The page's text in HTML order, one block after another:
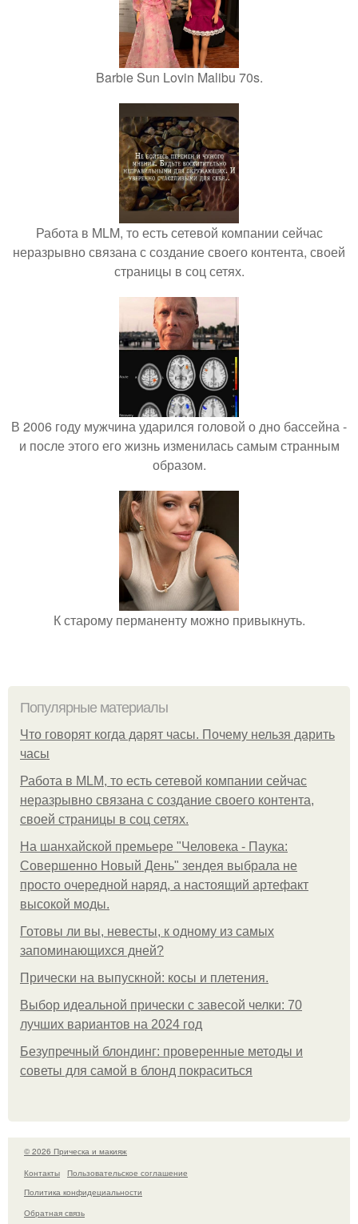
Barbie Sun Lovin Malibu 70s.
Работа в MLM, то есть сетевой компании сейчас
неразрывно связана с создание своего контента, своей
страницы в соц сетях.
В 2006 году мужчина ударился головой о дно бассейна -
и после этого его жизнь изменилась самым странным
образом.
К старому перманенту можно привыкнуть.
Популярные материалы
Что говорят когда дарят часы. Почему нельзя дарить
часы
Работа в MLM, то есть сетевой компании сейчас
неразрывно связана с создание своего контента,
своей страницы в соц сетях.
На шанхайской премьере "Человека - Паука:
Совершенно Новый День" зендея выбрала не
просто очередной наряд, а настоящий артефакт
высокой моды.
Готовы ли вы, невесты, к одному из самых
запоминающихся дней?
Прически на выпускной: косы и плетения.
Выбор идеальной прически с завесой челки: 70
лучших вариантов на 2024 год
Безупречный блондинг: проверенные методы и
советы для самой в блонд покраситься
© 2026 Прическа и макияж
Контакты
Пользовательское соглашение
Политика конфидециальности
Обратная связь